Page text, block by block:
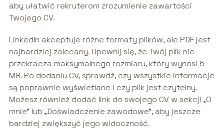
aby ułatwić rekruterom zrozumienie zawartości
Twojego CV.
LinkedIn akceptuje różne formaty plików, ale PDF jest
najbardziej zalecany. Upewnij się, że Twój plik nie
przekracza maksymalnego rozmiaru, który wynosi 5
MB. Po dodaniu CV, sprawdź, czy wszystkie informacje
są poprawnie wyświetlane i czy plik jest czytelny.
Możesz również dodać link do swojego CV w sekcji „O
mnie” lub „Doświadczenie zawodowe”, aby jeszcze
bardziej zwiększyć jego widoczność.